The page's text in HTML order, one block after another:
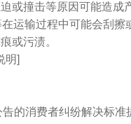
或撞击等原因可能造成
运输过程中可能会刮擦
或污渍。
明]
的消费者纠纷解决标准